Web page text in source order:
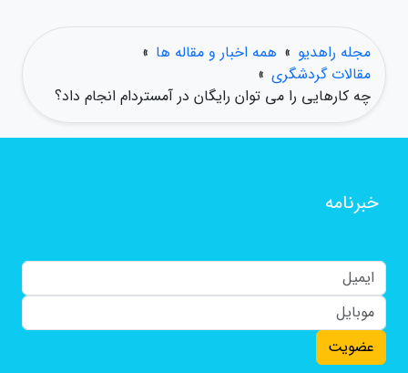
مجله راهدیو » همه اخبار و مقاله ها »
مقالات گردشگری »
چه کارهایی را می توان رایگان در آمستردام انجام داد؟
خبرنامه
عضویت